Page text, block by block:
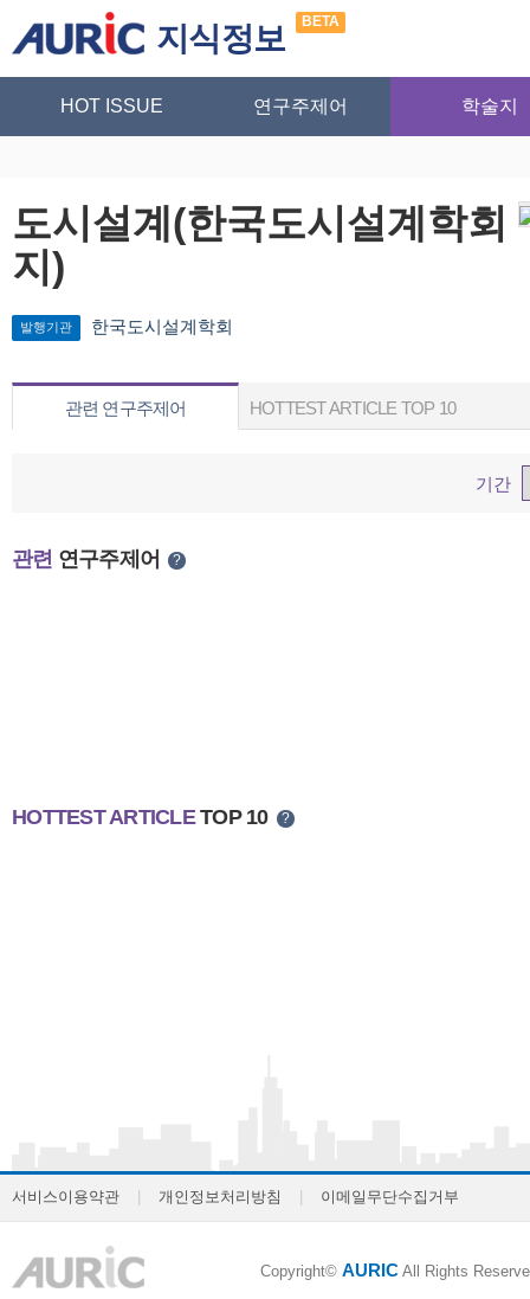
지식정보 BETA
HOT ISSUE 연구주제어 학술지
도시설계(한국도시설계학회
지)
발행기관 한국도시설계학회
관련 연구주제어 HOTTEST ARTICLE TOP 10
기간
관련 연구주제어 ?
HOTTEST ARTICLETOP 10 ?
서비스이용약관 개인정보처리방침 이메일무단수집거부
Copyright© AURIC All Rights